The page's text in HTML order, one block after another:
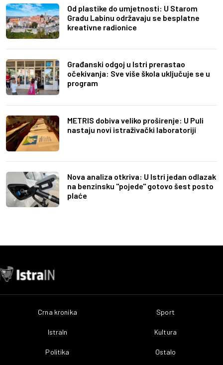
Od plastike do umjetnosti: U Starom
Gradu Labinu održavaju se besplatne
kreativne radionice
Građanski odgoj u Istri prerastao
očekivanja: Sve više škola uključuje se u
program
METRIS dobiva veliko proširenje: U Puli
nastaju novi istraživački laboratoriji
Nova analiza otkriva: U Istri jedan odlazak
na benzinsku "pojede" gotovo šest posto
plaće
Crna kronika
IstraIn
Politika
Sport
Kultura
Ostalo